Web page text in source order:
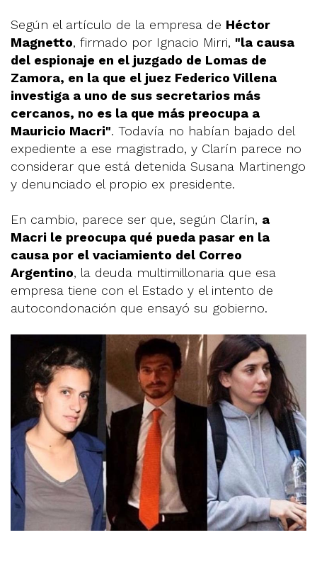
Según el artículo de la empresa de Héctor
Magnetto, firmado por Ignacio Mirri, "la causa
del espionaje en el juzgado de Lomas de
Zamora, en la que el juez Federico Villena
investiga a uno de sus secretarios más
cercanos, no es la que más preocupa a
Mauricio Macri​". Todavía no habían bajado del
expediente a ese magistrado, y Clarín parece no
considerar que está detenida Susana Martinengo
y denunciado el propio ex presidente.
En cambio, parece ser que, según Clarín, a
Macri le preocupa qué pueda pasar en la
causa por el vaciamiento del Correo
Argentino, la deuda multimillonaria que esa
empresa tiene con el Estado y el intento de
autocondonación que ensayó su gobierno.